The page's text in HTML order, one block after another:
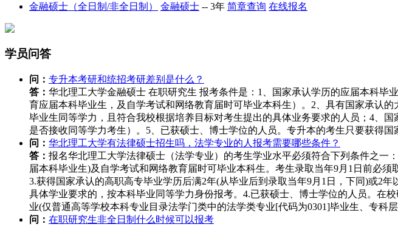
金融硕士（全日制/非全日制）
金融硕士 -- 3年 简章查询 在线报名
学员问答
问： 专升本考研和统招考研差别是什么？
答： 华北理工大学金融硕士 在职研究生 报考条件是：1、国家承认学历的应届本科
育应届本科毕业生，及自学考试和网络教育届时可毕业本科生）。2、具有国家承认
毕业生同等学力，且符合我校根据培养目标对考生提出的具体业务要求的人员；4、
是否接收同等学力考生）。5、已获硕士、博士学位的人员。专升本的考生只要获得
问： 华北理工大学有法律硕士招生吗，法学专业的人报考需要哪些条件？
答： 报名华北理工大学法律硕士（法学专业）的考生学业水平必须符合下列条件之
届本科毕业生)及自学考试和网络教育届时可毕业本科生。考生录取当年9月1日前必
3.获得国家承认的高职高专毕业学历后满2年(从毕业后到录取当年9月1日，下同)或2
具体学业要求的，按本科毕业同等学力身份报考。4.已获硕士、博士学位的人员。在
业(仅普通高等学校本科专业目录法学门类中的法学类专业[代码为0301]毕业生、专科
问： 在职研究生非全日制什么时候可以报考